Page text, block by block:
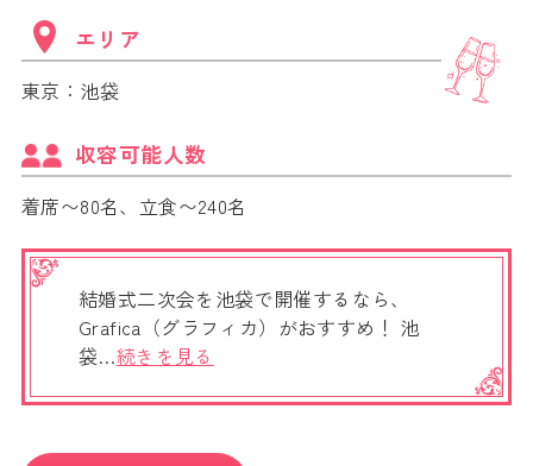
エリア
東京：池袋
収容可能人数
着席〜80名、立食〜240名
結婚式二次会を池袋で開催するなら、
Grafica（グラフィカ）がおすすめ！ 池
袋…続きを見る